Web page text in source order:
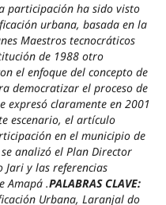
participación ha sido visto
urbana, basada en la
Maestros tecnocráticos
de 1988 otro
el enfoque del concepto de
democratizar el proceso de
expresó claramente en 2001
escenario, el artículo
en el municipio de
analizó el Plan Director
Jari y las referencias
Amapá .PALABRAS CLAVE:
Urbana, Laranjal do